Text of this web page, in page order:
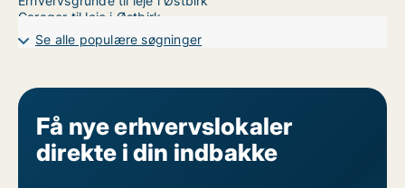
Garager til leje i Østbirk
Erhvervslokaler til leje i Randers
Erhvervslokaler til leje i Vejle
Se alle populære søgninger
Få nye erhvervslokaler
direkte i din indbakke